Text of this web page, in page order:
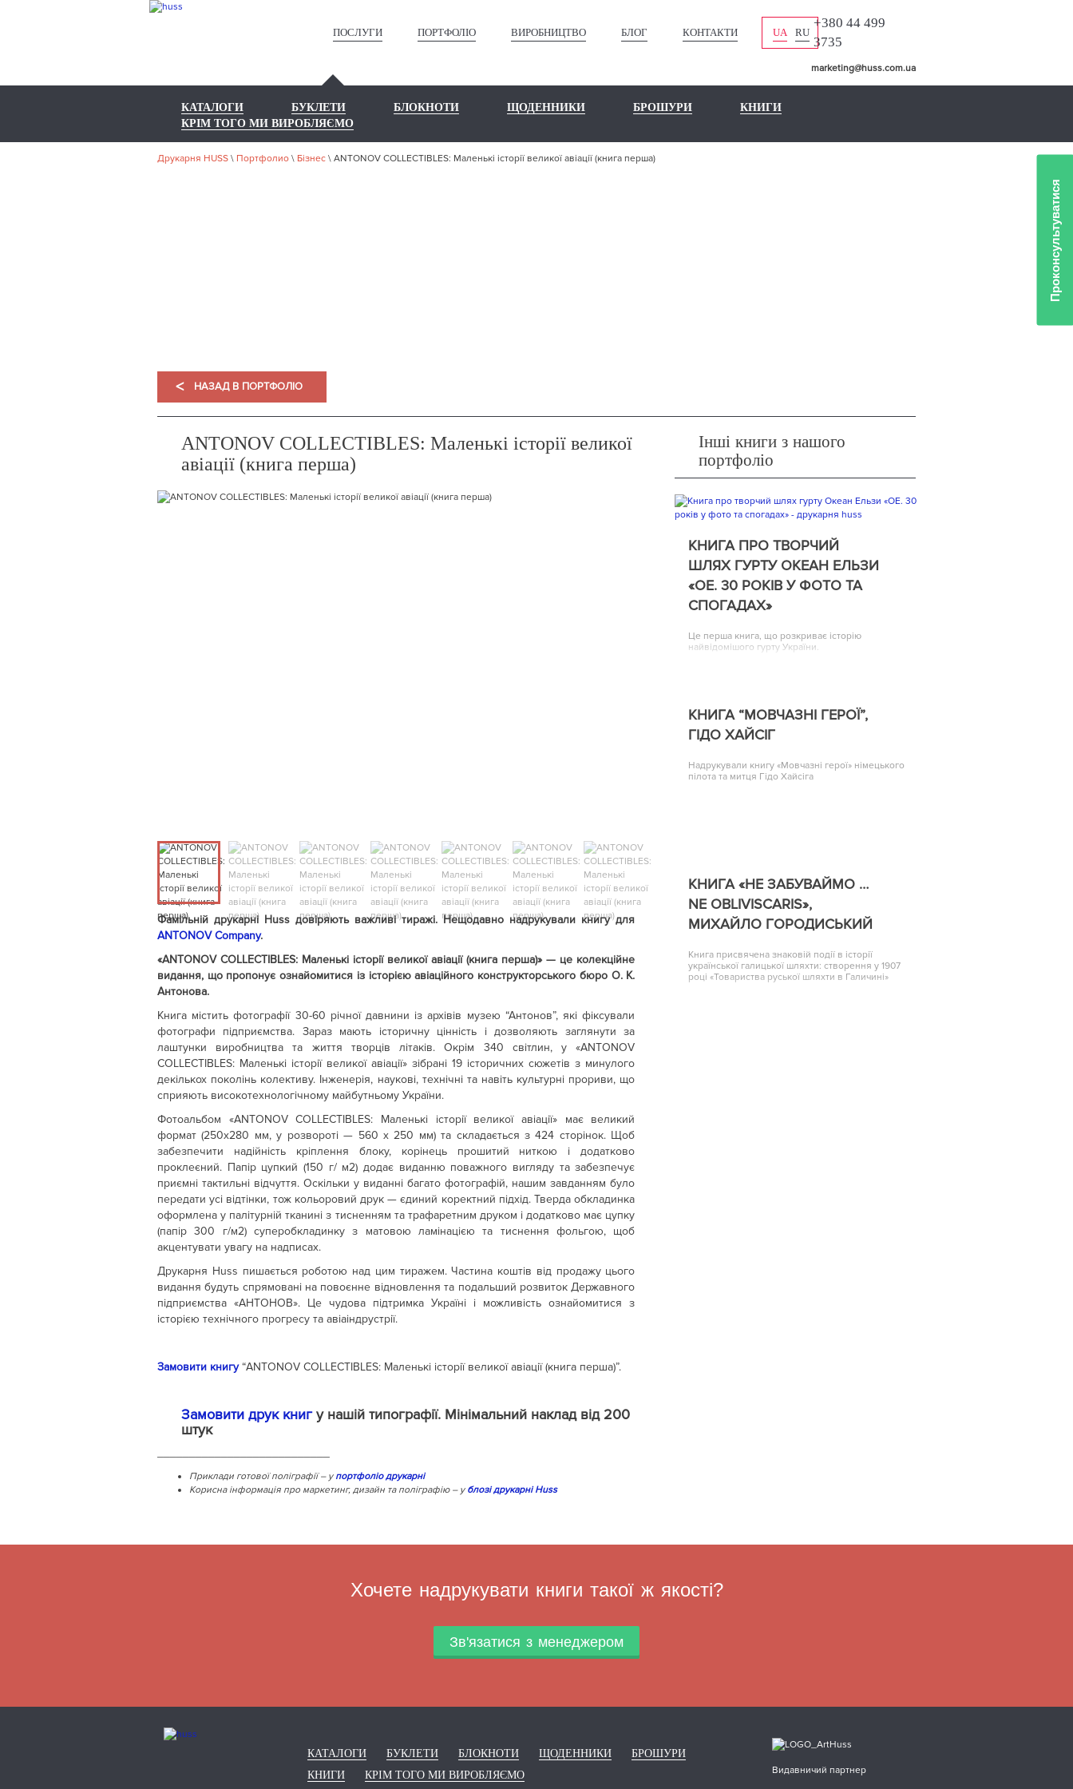
ПОСЛУГИ ПОРТФОЛІО ВИРОБНИЦТВО БЛОГ КОНТАКТИ UA RU
+380 44 499
3735
marketing@huss.com.ua
КАТАЛОГИ БУКЛЕТИ БЛОКНОТИ ЩОДЕННИКИ БРОШУРИ
КНИГИ
КРІМ ТОГО МИ ВИРОБЛЯЄМО
Друкарня HUSS \ Портфолио \ Бізнес \ ANTONOV COLLECTIBLES: Маленькі історії великої авіації (книга перша)
< НАЗАД В ПОРТФОЛІО
ANTONOV COLLECTIBLES: Маленькі історії великої
авіації (книга перша)
Фамільній друкарні Huss довіряють важливі тиражі. Нещодавно надрукували книгу для
ANTONOV Company.
«ANTONOV COLLECTIBLES: Маленькі історії великої авіації (книга перша)» — це колекційне
видання, що пропонує ознайомитися із історією авіаційного конструкторського бюро О. К.
Антонова.
Книга містить фотографії 30-60 річної давнини із архівів музею “Антонов”, які фіксували
фотографи підприємства. Зараз мають історичну цінність і дозволяють заглянути за
лаштунки виробництва та життя творців літаків. Окрім 340 світлин, у «ANTONOV
COLLECTIBLES: Маленькі історії великої авіації» зібрані 19 історичних сюжетів з минулого
декількох поколінь колективу. Інженерія, наукові, технічні та навіть культурні прориви, що
сприяють високотехнологічному майбутньому України.
Фотоальбом «ANTONOV COLLECTIBLES: Маленькі історії великої авіації» має великий
формат (250х280 мм, у розвороті — 560 х 250 мм) та складається з 424 сторінок. Щоб
забезпечити надійність кріплення блоку, корінець прошитий ниткою і додатково
проклеєний. Папір цупкий (150 г/ м2) додає виданню поважного вигляду та забезпечує
приємні тактильні відчуття. Оскільки у виданні багато фотографій, нашим завданням було
передати усі відтінки, тож кольоровий друк — єдиний коректний підхід. Тверда обкладинка
оформлена у палітурній тканині з тисненням та трафаретним друком і додатково має цупку
(папір 300 г/м2) суперобкладинку з матовою ламінацією та тиснення фольгою, щоб
акцентувати увагу на надписах.
Друкарня Huss пишається роботою над цим тиражем. Частина коштів від продажу цього
видання будуть спрямовані на повоєнне відновлення та подальший розвиток Державного
підприємства «АНТОНОВ». Це чудова підтримка Україні і можливість ознайомитися з
історією технічного прогресу та авіаіндрустрії.
Замовити книгу“ANTONOV COLLECTIBLES: Маленькі історії великої авіації (книга перша)”.
Замовити друк книгу нашій типографії. Мінімальний наклад від 200
штук
Приклади готової поліграфії – у портфоліо друкарні
Корисна інформація про маркетинг, дизайн та поліграфію – у блозі друкарні Huss
Інші книги з нашого
портфоліо
КНИГА ПРО ТВОРЧИЙ
ШЛЯХ ГУРТУ ОКЕАН ЕЛЬЗИ
«ОЕ. 30 РОКІВ У ФОТО ТА
СПОГАДАХ»
Це перша книга, що розкриває історію
найвідомішого гурту України.
КНИГА “МОВЧАЗНІ ГЕРОЇ”,
ГІДО ХАЙСІГ
Надрукували книгу «Мовчазні герої» німецького
пілота та митця Гідо Хайсіга
КНИГА «НЕ ЗАБУВАЙМО …
NE OBLIVISCARIS»,
МИХАЙЛО ГОРОДИСЬКИЙ
Книга присвячена знаковій події в історії
української галицької шляхти: створення у 1907
році «Товариства руської шляхти в Галичині»
Хочете надрукувати книги такої ж якості?
Зв'язатися з менеджером
Проконсультуватися
КАТАЛОГИ БУКЛЕТИ БЛОКНОТИ ЩОДЕННИКИ
БРОШУРИ
КНИГИ
КРІМ ТОГО МИ ВИРОБЛЯЄМО Видавничий партнер